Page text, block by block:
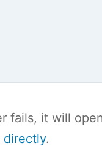
fails, it will
directly.